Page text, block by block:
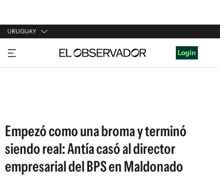
URUGUAY
URUGUAY
ARGENTINA
Login
Empezó como una broma y terminó
siendo real: Antía casó al director
empresarial del BPS en Maldonado